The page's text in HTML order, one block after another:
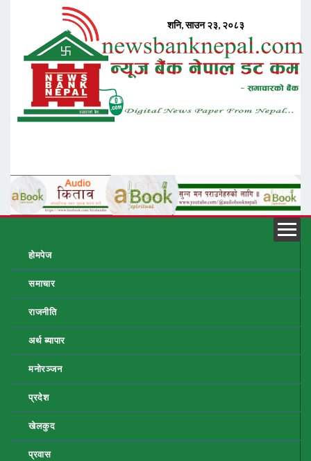
होमपेज
समाचार
राजनीति
अर्थ ब्यापार
मनोरञ्जन
प्रदेश
खेलकुद
प्रवास